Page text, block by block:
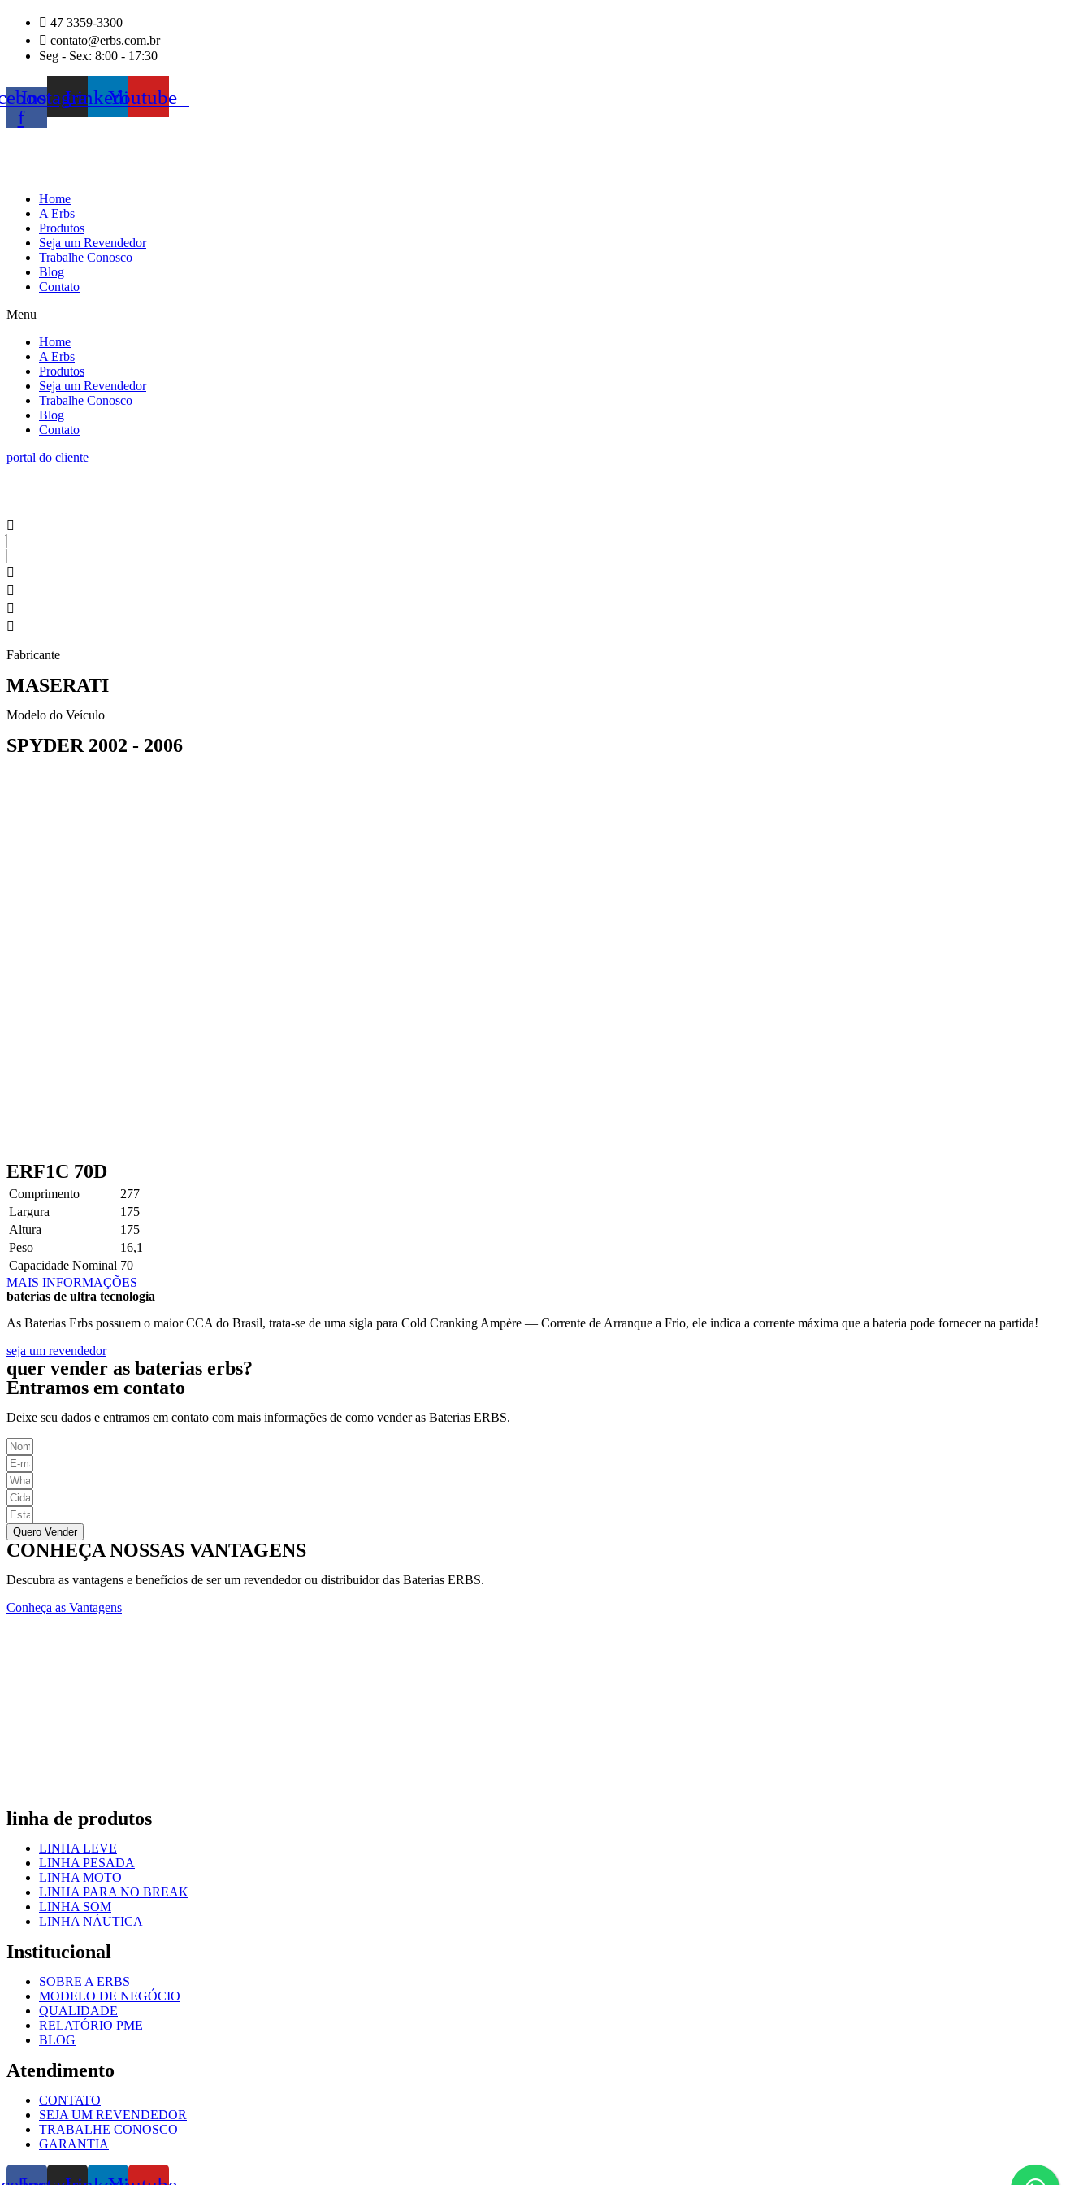
conteúdo
47 3359-3300
contato@erbs.com.br
Seg - Sex: 8:00 - 17:30
f
InstagramLinkedinYoutube
Home
A Erbs
Produtos
Seja um Revendedor
Trabalhe Conosco
Blog
Contato
Menu
Home
A Erbs
Produtos
Seja um Revendedor
Trabalhe Conosco
Blog
Contato
portal do cliente
Fabricante
MASERATI
Modelo do Veículo
SPYDER 2002 - 2006
ERF1C 70D
Comprimento
277
Largura
175
Altura
175
Peso
16,1
Capacidade Nominal 70
MAIS INFORMAÇÕES
baterias de ultra tecnologia
As Baterias Erbs possuem o maior CCA do Brasil, trata-se de uma sigla para Cold Cranking Ampère — Corrente de Arranque a Frio, ele indica a corrente máxima que a bateria pode fornecer na partida!
seja um revendedor
quer vender as baterias erbs?
Entramos em contato
Deixe seu dados e entramos em contato com mais informações de como vender as Baterias ERBS.
Quero Vender
CONHEÇA NOSSAS VANTAGENS
Descubra as vantagens e benefícios de ser um revendedor ou distribuidor das Baterias ERBS.
Conheça as Vantagens
linha de produtos
LINHA LEVE
LINHA PESADA
LINHA MOTO
LINHA PARA NO BREAK
LINHA SOM
LINHA NÁUTICA
Institucional
SOBRE A ERBS
MODELO DE NEGÓCIO
QUALIDADE
RELATÓRIO PME
BLOG
Atendimento
CONTATO
SEJA UM REVENDEDOR
TRABALHE CONOSCO
GARANTIA